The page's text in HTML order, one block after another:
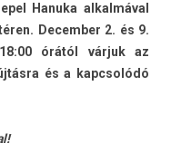
Han­uka al­kal­máv­al
De­cemb­er 2. és 9.
órától várjuk az
és a kapcsolódó